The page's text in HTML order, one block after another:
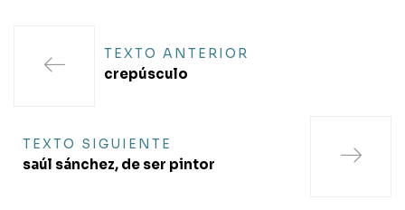
TEXTO ANTERIOR
crepúsculo
TEXTO SIGUIENTE
saúl sánchez, de ser pintor
nicolas.gomez.e@gmail.com